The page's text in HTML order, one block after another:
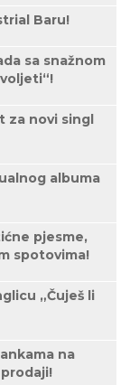
Baru!
sa snažnom
za novi singl
albuma
pjesme,
spotovima!
„Čuješ li
na